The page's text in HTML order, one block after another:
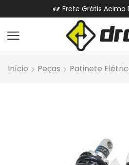
Frete Grátis Acima
Início Peças Patinete